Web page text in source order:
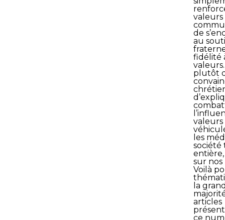
valeurs
de
au
fidélité
valeurs.
plutôt
valeurs
les
société
sur nos
Voilà
la
articles
ce